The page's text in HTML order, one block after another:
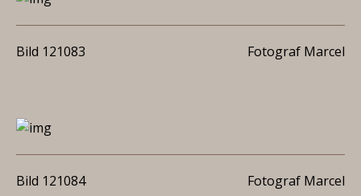
Bild 121083 Fotograf Marcel
Bild 121084 Fotograf Marcel